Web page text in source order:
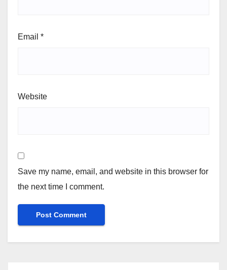
Email *
Website
Save my name, email, and website in this browser for
the next time I comment.